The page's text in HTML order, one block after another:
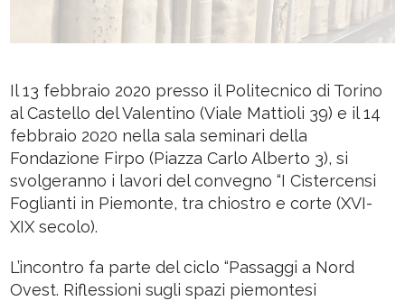
Il 13 febbraio 2020 presso il Politecnico di Torino
al Castello del Valentino (Viale Mattioli 39) e il 14
febbraio 2020 nella sala seminari della
Fondazione Firpo (Piazza Carlo Alberto 3), si
svolgeranno i lavori del convegno “I Cistercensi
Foglianti in Piemonte, tra chiostro e corte (XVI-
XIX secolo).
L’incontro fa parte del ciclo “Passaggi a Nord
Ovest. Riflessioni sugli spazi piemontesi